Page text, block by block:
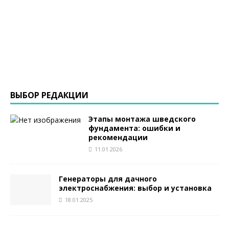
ВЫБОР РЕДАКЦИИ
Этапы монтажа шведского
фундамента: ошибки и
рекомендации
11.01.2026
Генераторы для дачного
электроснабжения: выбор и установка
18.01.2025